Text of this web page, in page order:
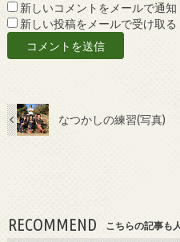
新しいコメントをメールで通知
新しい投稿をメールで受け取る
なつかしの練習(写真)
RECOMMEND こちらの記事も